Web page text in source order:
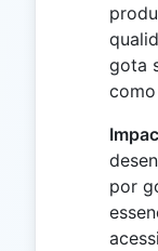
gota
por